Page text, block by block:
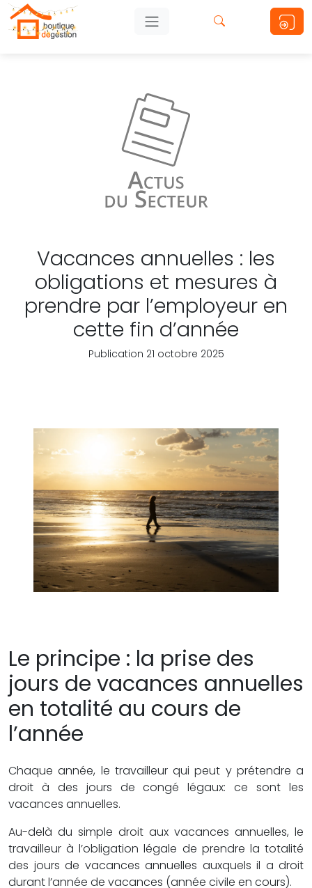
Vacances annuelles : les
obligations et mesures à
prendre par l’employeur en
cette fin d’année
Publication 21 octobre 2025
Le principe : la prise des
jours de vacances annuelles
en totalité au cours de
l’année
Chaque année, le travailleur qui peut y prétendre a
droit à des jours de congé légaux: ce sont les
vacances annuelles.
Au-delà du simple droit aux vacances annuelles, le
travailleur à l’obligation légale de prendre la totalité
des jours de vacances annuelles auxquels il a droit
durant l’année de vacances (année civile en cours).